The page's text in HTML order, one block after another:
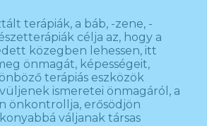
terápiák, a báb, -zene, -
célja az, hogy a
közegben lehessen, itt
önmagát, képességeit,
terápiás eszközök
ismeretei önmagáról, a
önkontrollja, erősödjön
váljanak társas